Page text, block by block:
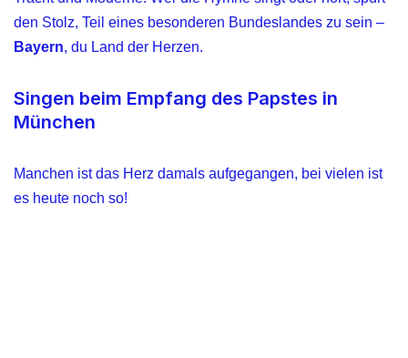
den Stolz, Teil eines besonderen Bundeslandes zu sein –
Bayern, du Land der Herzen.
Singen beim Empfang des Papstes in
München
Manchen ist das Herz damals aufgegangen, bei vielen ist
es heute noch so!